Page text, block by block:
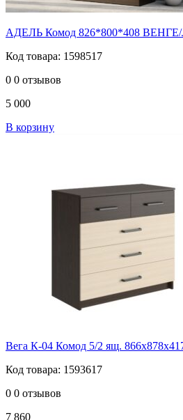
АДЕЛЬ Комод 826*800*408
Код товара: 1598517
0 0 отзывов
5 000
В корзину
Вега К-04 Комод 5/2 ящ.
Код товара: 1593617
0 0 отзывов
7 860